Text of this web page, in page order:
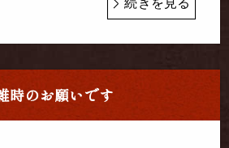
続きを見る
時のお願いです